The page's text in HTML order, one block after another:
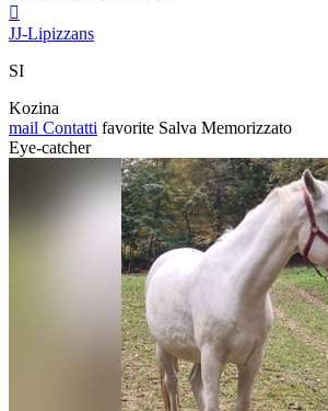

JJ-Lipizzans
SI
Kozina
mail Contatti favorite Salva Memorizzato
Eye-catcher